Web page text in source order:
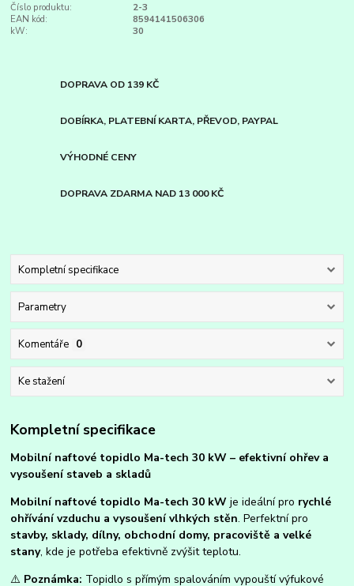
Číslo produktu:
2-3
EAN kód:
8594141506306
kW:
30
DOPRAVA OD 139 KČ
DOBÍRKA, PLATEBNÍ KARTA, PŘEVOD, PAYPAL
VÝHODNÉ CENY
DOPRAVA ZDARMA NAD 13 000 KČ
Kompletní specifikace
Parametry
Komentáře 0
Ke stažení
Kompletní specifikace
Mobilní naftové topidlo Ma-tech 30 kW – efektivní ohřev a
vysoušení staveb a skladů
Mobilní naftové topidlo Ma-tech 30 kW je ideální pro rychlé
ohřívání vzduchu a vysoušení vlhkých stěn. Perfektní pro
stavby, sklady, dílny, obchodní domy, pracoviště a velké
stany, kde je potřeba efektivně zvýšit teplotu.
⚠️ Poznámka: Topidlo s přímým spalováním vypouští výfukové